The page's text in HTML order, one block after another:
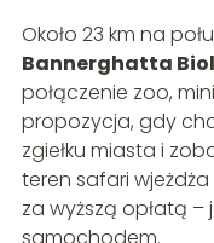
Około 23 km na
Bannerghatta
połączenie zoo,
propozycja, gdy
zgiełku miasta i
teren safari
za wyższą opłatą